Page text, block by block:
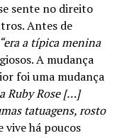
sente no direito
Antes de
“era a típica menina
A mudança
foi uma mudança
Ruby Rose […]
tatuagens, rosto
vive há poucos